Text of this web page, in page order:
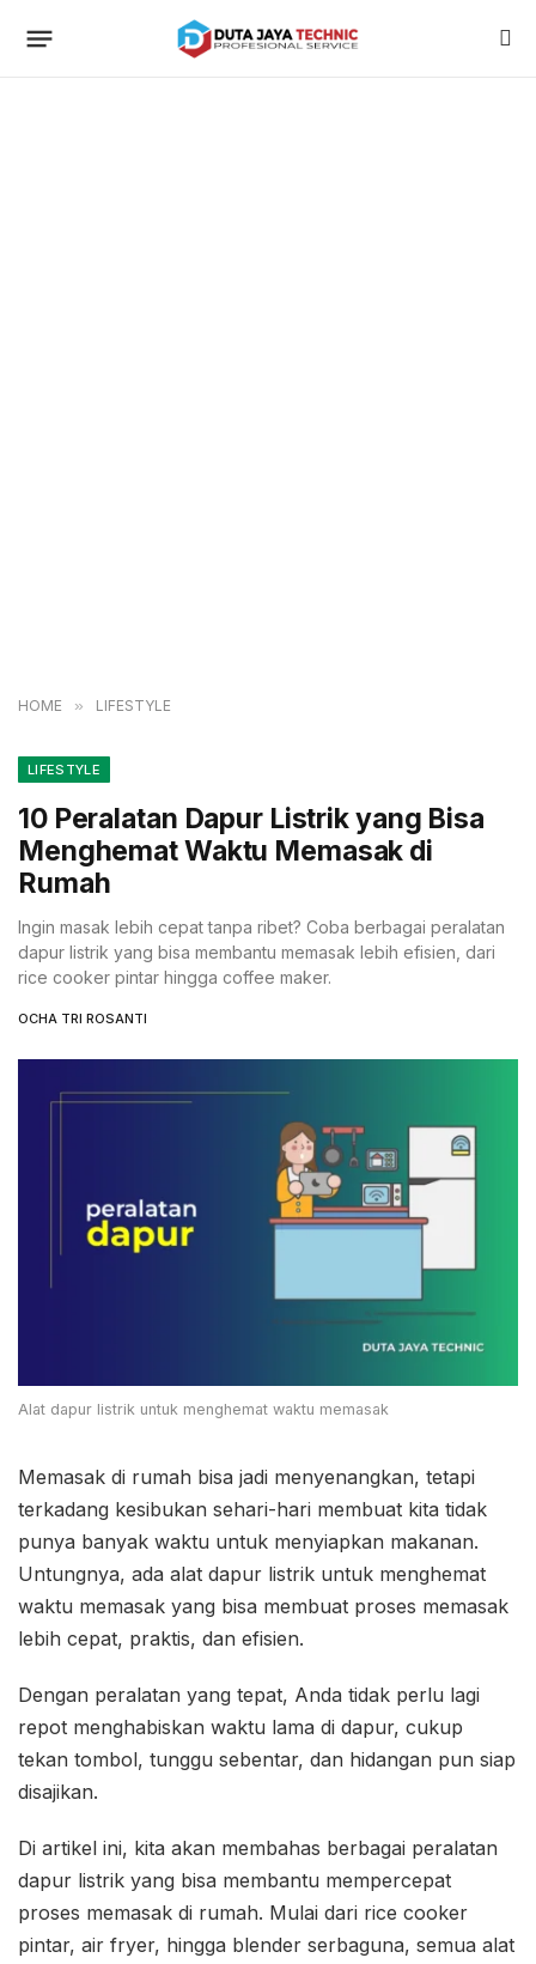
HOME » LIFESTYLE
LIFESTYLE
10 Peralatan Dapur Listrik yang Bisa
Menghemat Waktu Memasak di
Rumah
Ingin masak lebih cepat tanpa ribet? Coba berbagai peralatan
dapur listrik yang bisa membantu memasak lebih efisien, dari
rice cooker pintar hingga coffee maker.
OCHA TRI ROSANTI
Alat dapur listrik untuk menghemat waktu memasak
Memasak di rumah bisa jadi menyenangkan, tetapi
terkadang kesibukan sehari-hari membuat kita tidak
punya banyak waktu untuk menyiapkan makanan.
Untungnya, ada alat dapur listrik untuk menghemat
waktu memasak yang bisa membuat proses memasak
lebih cepat, praktis, dan efisien.
Dengan peralatan yang tepat, Anda tidak perlu lagi
repot menghabiskan waktu lama di dapur, cukup
tekan tombol, tunggu sebentar, dan hidangan pun siap
disajikan.
Di artikel ini, kita akan membahas berbagai peralatan
dapur listrik yang bisa membantu mempercepat
proses memasak di rumah. Mulai dari rice cooker
pintar, air fryer, hingga blender serbaguna, semua alat